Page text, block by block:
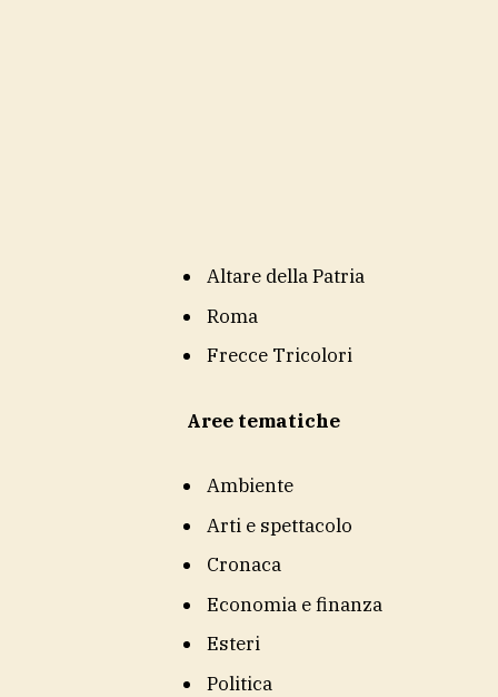
Altare della Patria
Roma
Frecce Tricolori
Aree tematiche
Ambiente
Arti e spettacolo
Cronaca
Economia e finanza
Esteri
Politica